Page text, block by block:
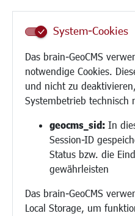
System-Cookies
Das brain-GeoCMS
notwendige Cookies.
und nicht zu
Systembetrieb technisch
geocms_sid: In
Session-ID
Status bzw. die
gewährleisten
Das brain-GeoCMS
Local Storage, um
Schule
Demokratie leben
Ukrainehilfe
Hilfe für Geflüchtete
Religion
Bauen/Umwelt/Mobilität
Bebauungsplanung
Verkehr/Mobilität
Glasfaserausbau